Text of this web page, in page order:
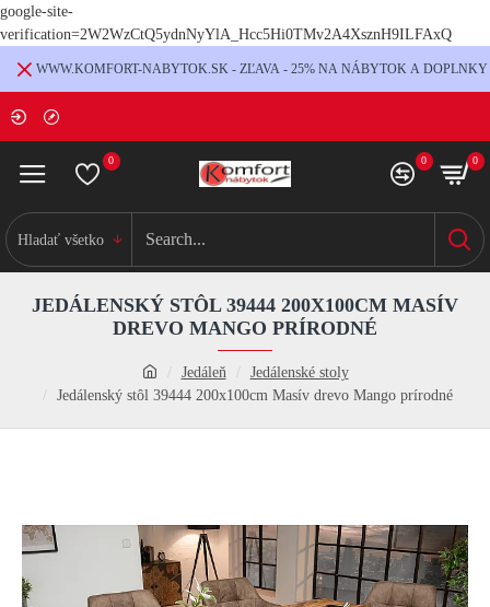
google-site-
verification=2W2WzCtQ5ydnNyYlA_Hcc5Hi0TMv2A4XsznH9ILFAxQ
WWW.KOMFORT-NABYTOK.SK - ZĽAVA - 25% NA NÁBYTOK A DOPLNKY
0 0 0
Hladať všetko
Jedáleň
Jedálenské stoly
Jedálenský stôl 39444 200x100cm Masív drevo Mango prírodné
JEDÁLENSKÝ STÔL 39444 200X100CM MASÍV
DREVO MANGO PRÍRODNÉ